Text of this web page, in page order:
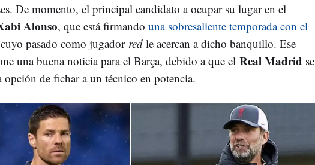
De momento, el principal candidato a ocupar su lugar en el
Alonso, que está firmando una sobresaliente temporada con el
pasado como jugador red le acercan a dicho banquillo. Ese
una buena noticia para el Barça, debido a que el Real Madrid se
opción de fichar a un técnico en potencia.